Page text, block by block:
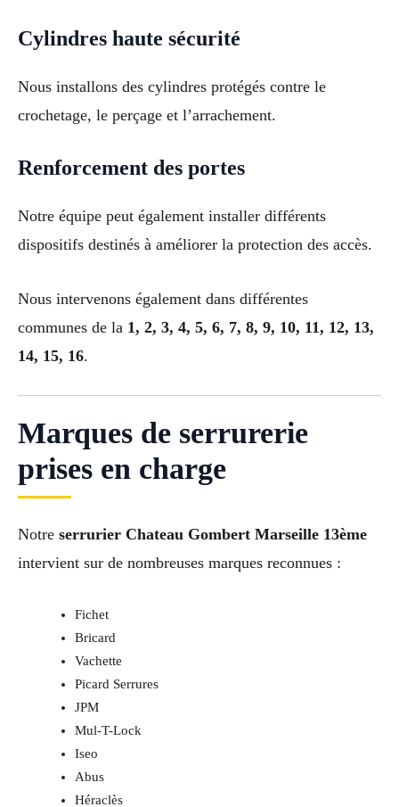
Cylindres haute sécurité
Nous installons des cylindres protégés contre le
crochetage, le perçage et l’arrachement.
Renforcement des portes
Notre équipe peut également installer différents
dispositifs destinés à améliorer la protection des accès.
Nous intervenons également dans différentes
communes de la 1, 2, 3, 4, 5, 6, 7, 8, 9, 10, 11, 12, 13,
14, 15, 16.
Marques de serrurerie
prises en charge
Notre serrurier Chateau Gombert Marseille 13ème
intervient sur de nombreuses marques reconnues :
Fichet
Bricard
Vachette
Picard Serrures
JPM
Mul-T-Lock
Iseo
Abus
Héraclès